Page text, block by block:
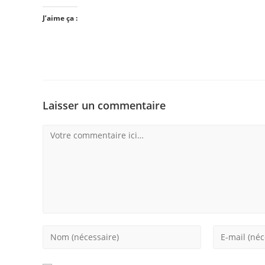
J’aime ça :
Laisser un commentaire
Comment
Enter
name
Enter